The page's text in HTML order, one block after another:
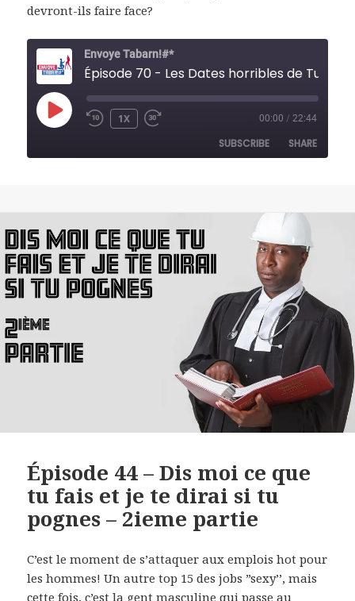
devront-ils faire face?
Envoye Tabarn!#*
PLAY
EPISODE REWIND
1X
FAST
00:00 / 22:44
SUBSCRIBE SHARE
EMBED
Épisode 44 – Dis moi ce que
tu fais et je te dirai si tu
pognes – 2ieme partie
C’est le moment de s’attaquer aux emplois hot pour
les hommes! Un autre top 15 des jobs ”sexy’’, mais
cette fois, c’est la gent masculine qui passe au